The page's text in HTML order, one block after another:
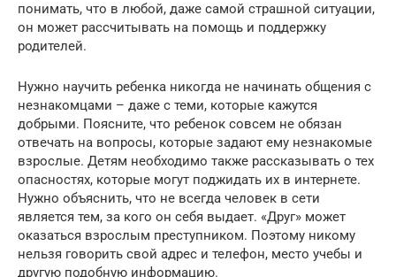
понимать, что в любой, даже самой страшной ситуации,
он может рассчитывать на помощь и поддержку
родителей.
Нужно научить ребенка никогда не начинать общения с
незнакомцами – даже с теми, которые кажутся
добрыми. Поясните, что ребенок совсем не обязан
отвечать на вопросы, которые задают ему незнакомые
взрослые. Детям необходимо также рассказывать о тех
опасностях, которые могут поджидать их в интернете.
Нужно объяснить, что не всегда человек в сети
является тем, за кого он себя выдает. «Друг» может
оказаться взрослым преступником. Поэтому никому
нельзя говорить свой адрес и телефон, место учебы и
другую подобную информацию.